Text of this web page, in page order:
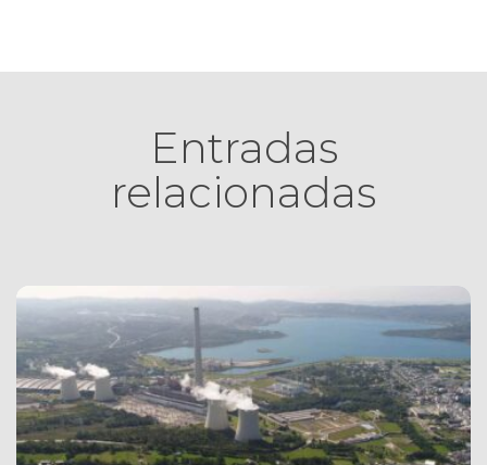
Entradas
relacionadas